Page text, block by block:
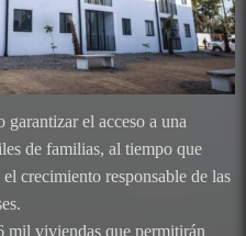
el acceso a una
de familias, al tiempo que
crecimiento responsable de las
mil viviendas que permitirán